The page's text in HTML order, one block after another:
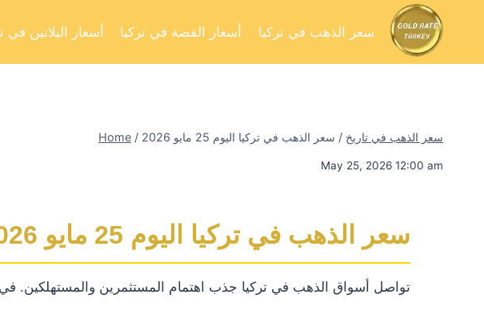
أسعار البلاتين في أسعار الفضة في تركيا سعر الذهب في تركيا
Home / سعر الذهب في تاريخ / سعر الذهب في تركيا اليوم 25 مايو 2026
May 25, 2026 12:00 am
سعر الذهب في تركيا اليوم 25 مايو 2026
تواصل أسواق الذهب في تركيا جذب اهتمام المستثمرين والمستهلكين.